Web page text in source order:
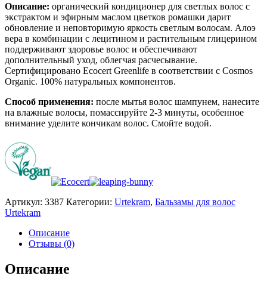
Описание: органический кондиционер для светлых волос с
экстрактом и эфирным маслом цветков ромашки дарит
обновление и неповторимую яркость светлым волосам. Алоэ
вера в комбинации с лецитином и растительным глицерином
поддерживают здоровье волос и обеспечивают
дополнительный уход, облегчая расчесывание.
Сертифицировано Ecocert Greenlife в соответствии с Cosmos
Organic. 100% натуральных компонентов.
Способ применения: после мытья волос шампунем, нанесите
на влажные волосы, помассируйте 2-3 минуты, особенное
внимание уделите кончикам волос. Смойте водой.
Артикул: 3387 Категории: Urtekram, Бальзамы для волос
Urtekram
Описание
Отзывы (0)
Описание